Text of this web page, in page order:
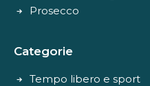
Prosecco
Categorie
Tempo libero e sport